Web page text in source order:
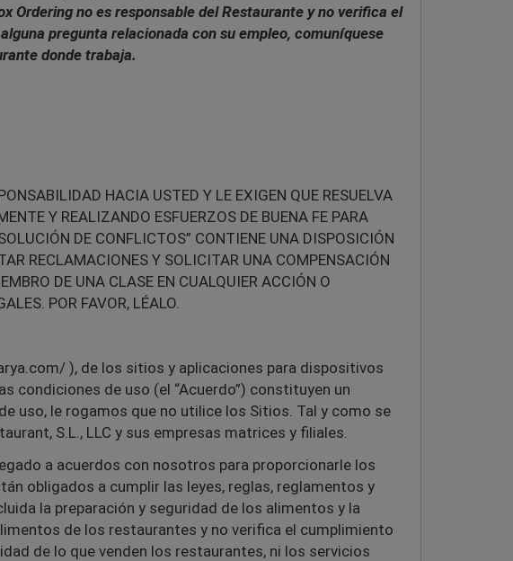
Ordering no es responsable del Restaurante y no verifica el
pregunta relacionada con su empleo, comuníquese
donde trabaja.
HACIA USTED Y LE EXIGEN QUE RESUELVA
Y REALIZANDO ESFUERZOS DE BUENA FE PARA
DE CONFLICTOS” CONTIENE UNA DISPOSICIÓN
RECLAMACIONES Y SOLICITAR UNA COMPENSACIÓN
DE UNA CLASE EN CUALQUIER ACCIÓN O
POR FAVOR, LÉALO.
), de los sitios y aplicaciones para dispositivos
condiciones de uso (el “Acuerdo”) constituyen un
uso, le rogamos que no utilice los Sitios. Tal y como se
S.L., LLC y sus empresas matrices y filiales.
a acuerdos con nosotros para proporcionarle los
obligados a cumplir las leyes, reglas, reglamentos y
la preparación y seguridad de los alimentos y la
de los restaurantes y no verifica el cumplimiento
de lo que venden los restaurantes, ni los servicios